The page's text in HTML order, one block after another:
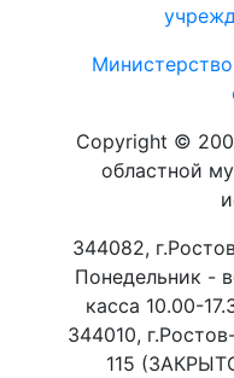
Copyright ©
областной
344082,
Понедельник -
касса 10.00-
344010,
115